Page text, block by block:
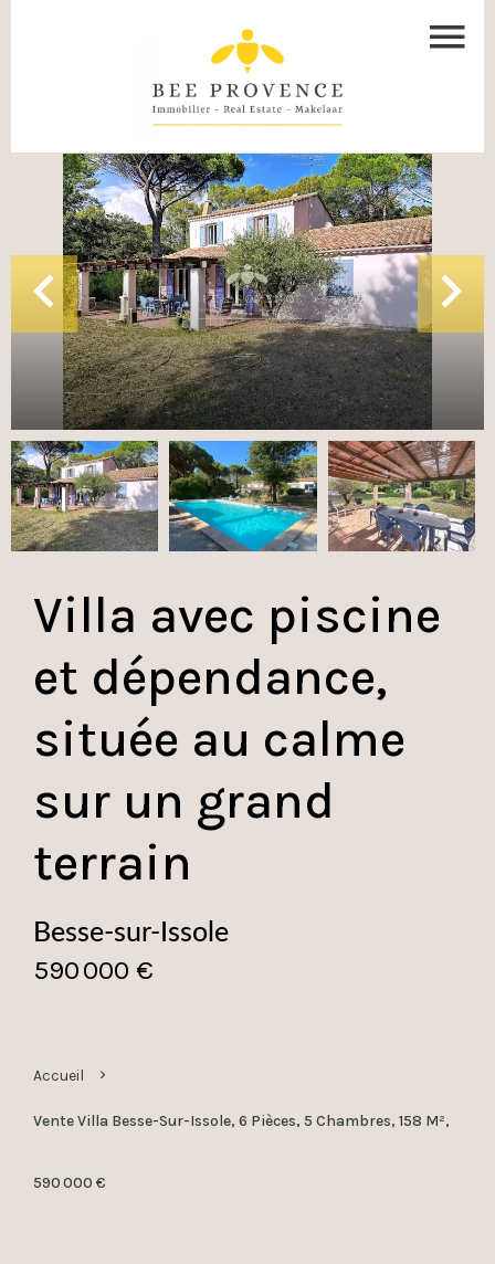
Villa avec piscine
et dépendance,
située au calme
sur un grand
terrain
Besse-sur-Issole
590 000 €
Accueil
Vente Villa Besse-Sur-Issole, 6 Pièces, 5 Chambres, 158 M²,
590 000 €